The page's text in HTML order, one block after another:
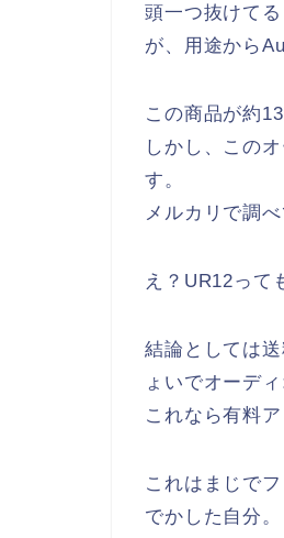
頭一つ抜けて
が、用途から
この商品が約
しかし、この
す。
メルカリで調
え？UR12って
結論としては
ょいでオーデ
これなら有料
これはまじでフ
でかした自分。